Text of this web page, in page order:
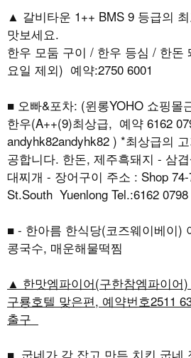
▲ 갈비타운 1++ BMS 9 등급의
맛보세요.
한우 모둠 구이 / 한우 등심 / 한돈
요일 제외) 예약:2750 6001
■ 오빠&포차: (윈롱YOHO 쇼핑
한우(A++(9)최상급, 예약 6162
andyhk82andyhk82 ) *최상급의
공합니다. 한돈, 제주흑돼지 - 삼
대찌개 - 장어구이 주소 : Shop
St.South Yuenlong Tel.:6162
■ - 한아름 한식당(코즈웨이베이)
콩국수, 매운해물떡찜
▲ 한맛엠파이어(구한참엠파이
구룡호텔 맞은편, 예약번호2511
출구
■ 굽네가 각 잡고 만든 치킨 굽네